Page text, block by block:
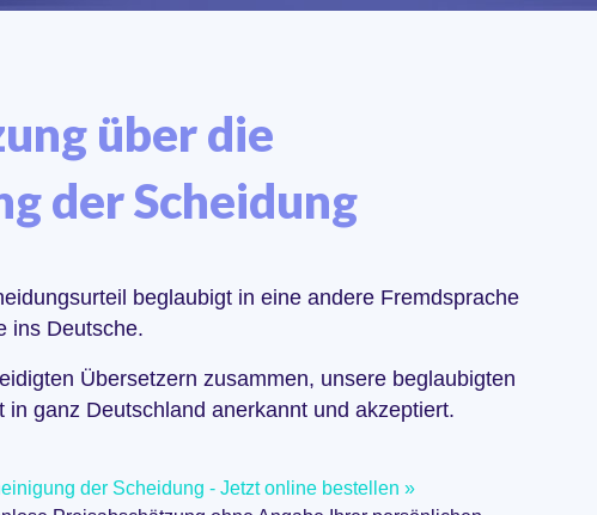
über die
der Scheidung
beglaubigt in eine andere Fremdsprache
ins Deutsche.
Übersetzern zusammen, unsere beglaubigten
in ganz Deutschland anerkannt und akzeptiert.
der Scheidung - Jetzt online bestellen »